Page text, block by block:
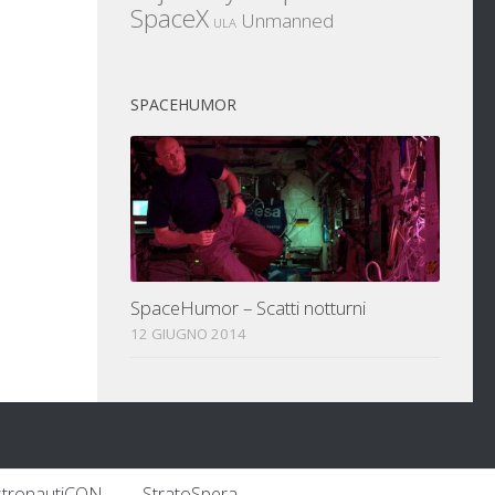
SpaceX ULA Unmanned
SPACEHUMOR
SpaceHumor – Scatti notturni
12 GIUGNO 2014